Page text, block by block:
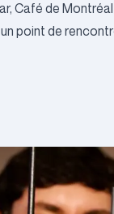
Café de Montréal
point de